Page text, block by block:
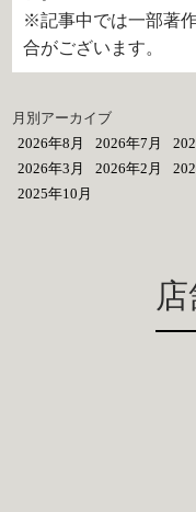
※記事中では一部著
合がございます。
月別アーカイブ
2026年8月
2026年7月
2026年3月
2026年2月
2025年10月